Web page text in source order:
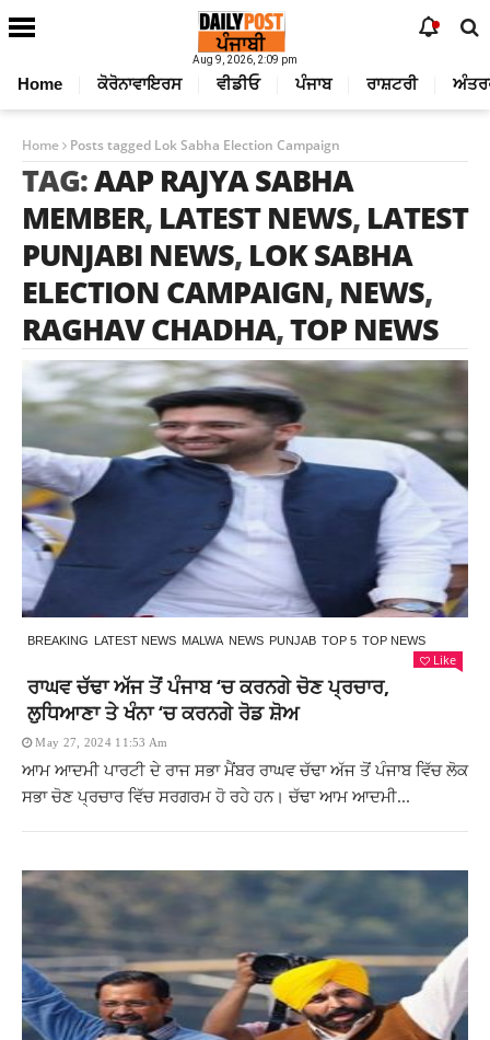
Aug 9, 2026, 2:09 pm
Home ਕੋਰੋਨਾਵਾਇਰਸ ਵੀਡੀਓ ਪੰਜਾਬ ਰਾਸ਼ਟਰੀ
Home Posts tagged Lok Sabha Election Campaign
TAG:AAP RAJYA SABHA
MEMBER, LATEST NEWS, LATEST
PUNJABI NEWS, LOK SABHA
ELECTION CAMPAIGN, NEWS,
RAGHAV CHADHA,TOP NEWS
BREAKING LATEST NEWS MALWA NEWS PUNJAB TOP 5 TOP NEWS
Like
ਰਾਘਵ ਚੱਢਾ ਅੱਜ ਤੋਂ ਪੰਜਾਬ ‘ਚ ਕਰਨਗੇ ਚੋਣ ਪ੍ਰਚਾਰ,
ਲੁਧਿਆਣਾ ਤੇ ਖੰਨਾ ‘ਚ ਕਰਨਗੇ ਰੋਡ ਸ਼ੋਅ
May 27, 2024 11:53 Am
ਆਮ ਆਦਮੀ ਪਾਰਟੀ ਦੇ ਰਾਜ ਸਭਾ ਮੈਂਬਰ ਰਾਘਵ ਚੱਢਾ ਅੱਜ ਤੋਂ ਪੰਜਾਬ ਵਿੱਚ ਲੋਕ
ਸਭਾ ਚੋਣ ਪ੍ਰਚਾਰ ਵਿੱਚ ਸਰਗਰਮ ਹੋ ਰਹੇ ਹਨ। ਚੱਢਾ ਆਮ ਆਦਮੀ...